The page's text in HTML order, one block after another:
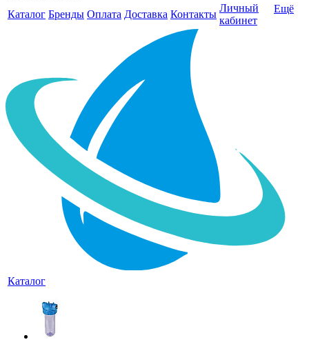
Каталог Бренды Оплата Доставка Контакты
Личный
кабинет
Ещё
Каталог